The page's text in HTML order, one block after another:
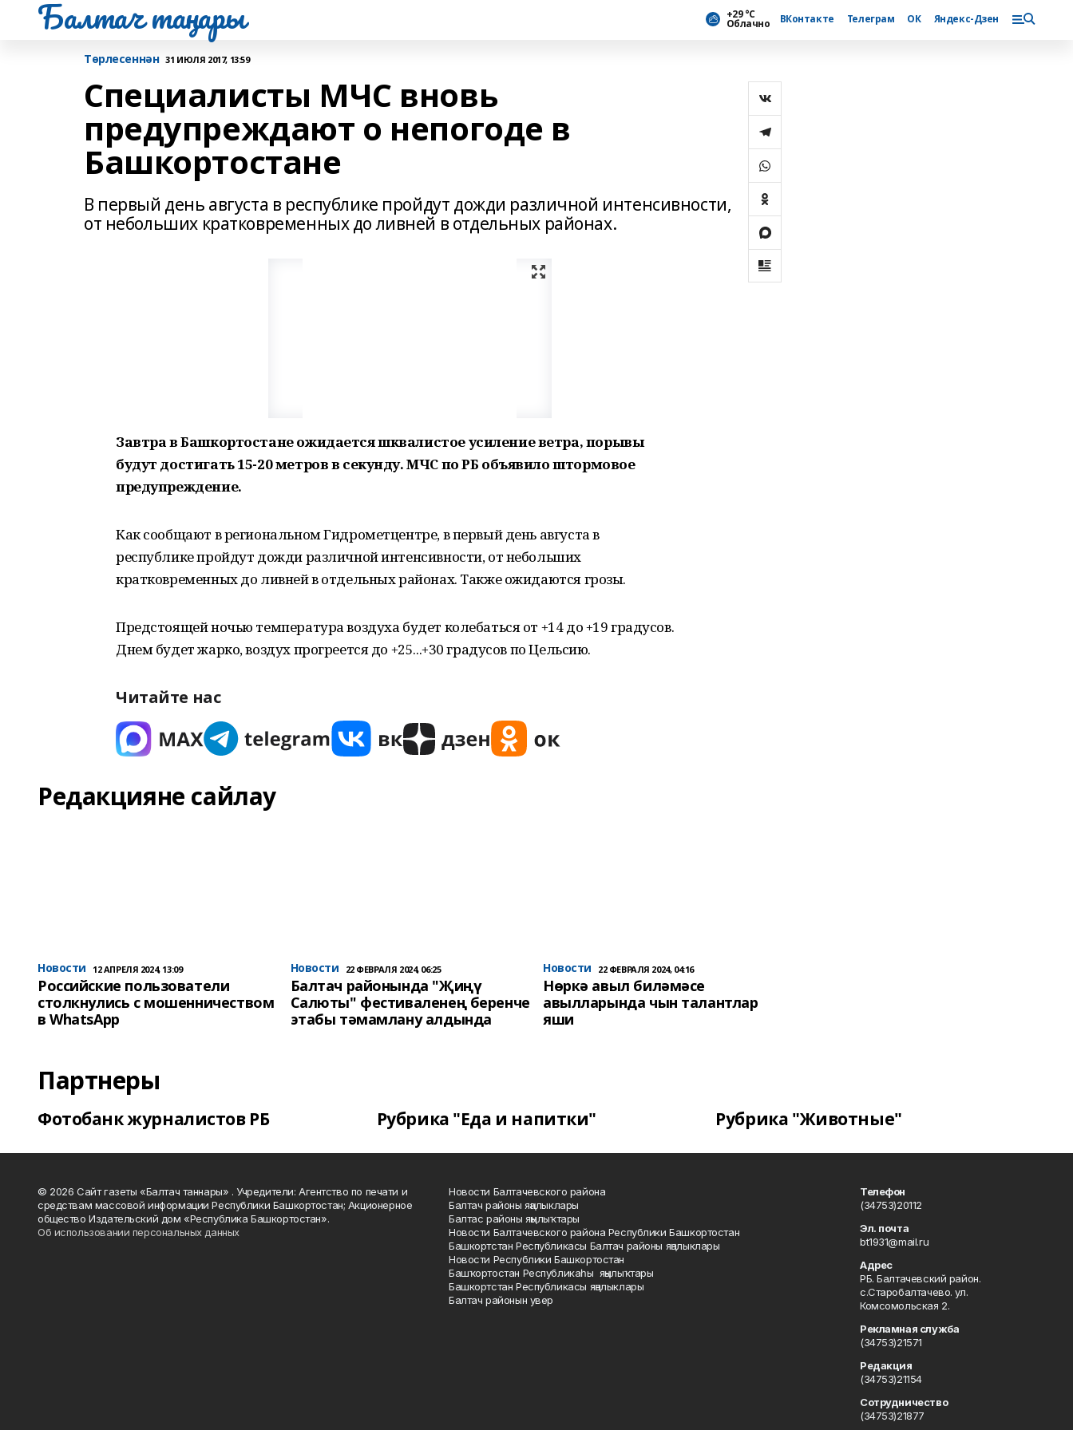
Балтач таңнары +29 °С
Облачно ВКонтакте Телеграм ОК Яндекс-Дзен
Tөрлесеннән 31 ИЮЛЯ 2017, 13:59
Специалисты МЧС вновь
предупреждают о непогоде в
Башкортостане
В первый день августа в республике пройдут дожди различной интенсивности,
от небольших кратковременных до ливней в отдельных районах.
Завтра в Башкортостане ожидается шквалистое усиление ветра, порывы
будут достигать 15-20 метров в секунду. МЧС по РБ объявило штормовое
предупреждение.
Как сообщают в региональном Гидрометцентре, в первый день августа в
республике пройдут дожди различной интенсивности, от небольших
кратковременных до ливней в отдельных районах. Также ожидаются грозы.
Предстоящей ночью температура воздуха будет колебаться от +14 до +19 градусов.
Днем будет жарко, воздух прогреется до +25...+30 градусов по Цельсию.
Читайте нас
Редакцияне сайлау
Новости 12 АПРЕЛЯ 2024, 13:09
Российские пользователи
столкнулись с мошенничеством
в WhatsApp
Новости 22 ФЕВРАЛЯ 2024, 06:25
Балтач районында "Җиңү
Салюты" фестиваленең беренче
этабы тәмамлану алдында
Новости 22 ФЕВРАЛЯ 2024, 04:16
Нөркә авыл биләмәсе
авылларында чын талантлар
яши
Партнеры
Фотобанк журналистов РБ Рубрика "Еда и напитки" Рубрика "Животные"
© 2026 Сайт газеты «Балтач таннары» . Учредители: Агентство по печати и
средствам массовой информации Республики Башкортостан; Акционерное
общество Издательский дом «Республика Башкортостан».
Об использовании персональных данных
Новости Балтачевского района
Балтач районы яңалыклары
Балтас районы яңылыҡтары
Новости Балтачевского района Республики Башкортостан
Башкортстан Республикасы Балтач районы яңалыклары
Новости Республики Башкортостан
Башҡортостан Республикаһы яңылыҡтары
Башкортстан Республикасы яңалыклары
Балтач районын увер
Телефон
(34753)20112
Эл. почта
bt1931@mail.ru
Адрес
РБ. Балтачевский район.
с.Старобалтачево. ул.
Комсомольская 2.
Рекламная служба
(34753)21571
Редакция
(34753)21154
Сотрудничество
(34753)21877